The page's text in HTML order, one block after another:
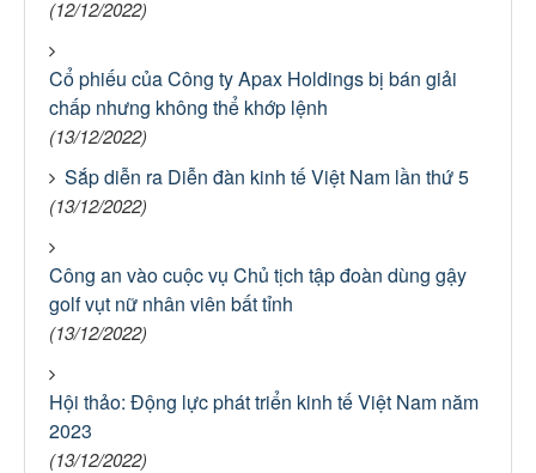
(12/12/2022)
Cổ phiếu của Công ty Apax Holdings bị bán giải
chấp nhưng không thể khớp lệnh
(13/12/2022)
Sắp diễn ra Diễn đàn kinh tế Việt Nam lần thứ 5
(13/12/2022)
Công an vào cuộc vụ Chủ tịch tập đoàn dùng gậy
golf vụt nữ nhân viên bất tỉnh
(13/12/2022)
Hội thảo: Động lực phát triển kinh tế Việt Nam năm
2023
(13/12/2022)